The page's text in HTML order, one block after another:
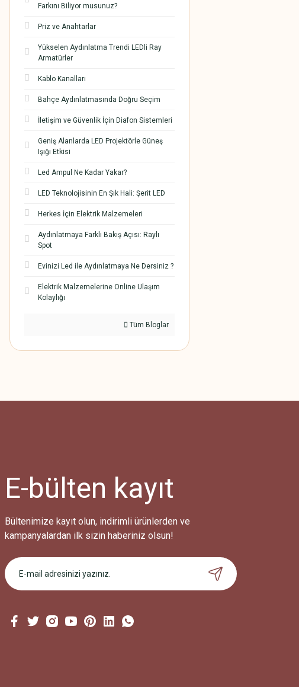
Farkını Biliyor musunuz?
Priz ve Anahtarlar
Yükselen Aydınlatma Trendi LEDli Ray
Armatürler
Kablo Kanalları
Bahçe Aydınlatmasında Doğru Seçim
İletişim ve Güvenlik İçin Diafon Sistemleri
Geniş Alanlarda LED Projektörle Güneş
Işığı Etkisi
Led Ampul Ne Kadar Yakar?
LED Teknolojisinin En Şık Hali: Şerit LED
Herkes İçin Elektrik Malzemeleri
Aydınlatmaya Farklı Bakış Açısı: Raylı
Spot
Evinizi Led ile Aydınlatmaya Ne Dersiniz ?
Elektrik Malzemelerine Online Ulaşım
Kolaylığı
Tüm Bloglar
E-bülten kayıt
Bültenimize kayıt olun, indirimli ürünlerden ve
kampanyalardan ilk sizin haberiniz olsun!